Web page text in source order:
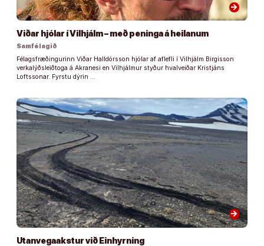
arrow_forward
Viðar hjólar í Vilhjálm – með peninga á heilanum
Samfélagið
Félagsfræðingurinn Viðar Halldórsson hjólar af aflefli í Vilhjálm Birgisson
verkalýðsleiðtoga á Akranesi en Vilhjálmur styður hvalveiðar Kristjáns
Loftssonar. Fyrstu dýrin …
arrow_forward
Utanvegaakstur við Einhyrning